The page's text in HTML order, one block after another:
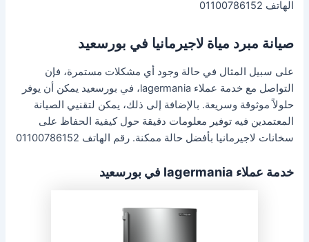
الهاتف 01100786152
صيانة مبرد مياة لاجيرمانيا في بورسعيد
على سبيل المثال في حالة وجود أي مشكلات مستمرة، فإن
التواصل مع خدمة عملاء lagermania، في بورسعيد يمكن أن يوفر
حلولاً موثوقة وسريعة. بالإضافة إلى ذلك، يمكن لتقنيي الصيانة
المعتمدين فيه توفير معلومات دقيقة حول كيفية الحفاظ على
سخانات لاجيرمانيا بأفضل حالة ممكنة. رقم الهاتف 01100786152
خدمة عملاء lagermania في بورسعيد